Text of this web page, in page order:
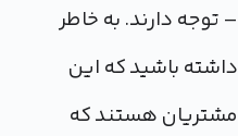
– توجه دارند. به خاطر
داشته باشید که این
مشتریان هستند که